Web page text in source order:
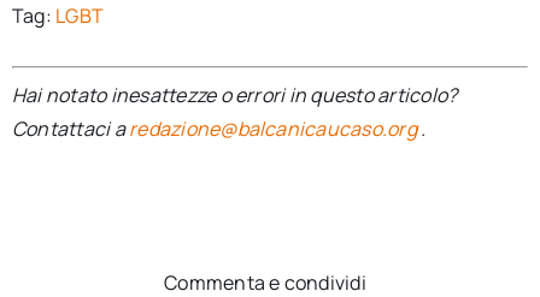
Tag: LGBT
Hai notato inesattezze o errori in questo articolo?
Contattaci aredazione@balcanicaucaso.org.
Commenta e condividi